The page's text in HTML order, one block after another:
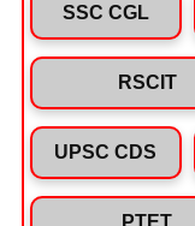
SSC CGL
RSCIT
UPSC CDS
PTET